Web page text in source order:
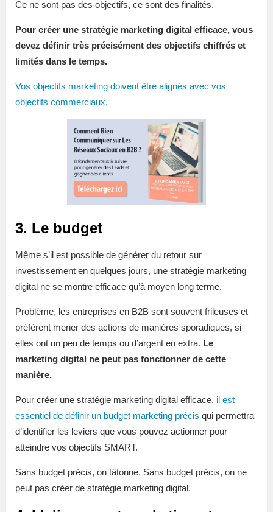
Ce ne sont pas des objectifs, ce sont des finalités.
Pour créer une stratégie marketing digital efficace, vous
devez définir très précisément des objectifs chiffrés et
limités dans le temps.
Vos objectifs marketing doivent être alignés avec vos
objectifs commerciaux.
3. Le budget
Même s’il est possible de générer du retour sur
investissement en quelques jours, une stratégie marketing
digital ne se montre efficace qu’à moyen long terme.
Problème, les entreprises en B2B sont souvent frileuses et
préfèrent mener des actions de manières sporadiques, si
elles ont un peu de temps ou d’argent en extra. Le
marketing digital ne peut pas fonctionner de cette
manière.
Pour créer une stratégie marketing digital efficace, il est
essentiel de définir un budget marketing précis qui permettra
d’identifier les leviers que vous pouvez actionner pour
atteindre vos objectifs SMART.
Sans budget précis, on tâtonne. Sans budget précis, on ne
peut pas créer de stratégie marketing digital.